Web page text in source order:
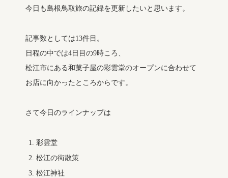
今日も島根鳥取旅の記録を更新したいと思います。
記事数としては13件目。
日程の中では4日目の9時ころ、
松江市にある和菓子屋の彩雲堂のオープンに合わせて
お店に向かったところからです。
さて今日のラインナップは
彩雲堂
松江の街散策
松江神社